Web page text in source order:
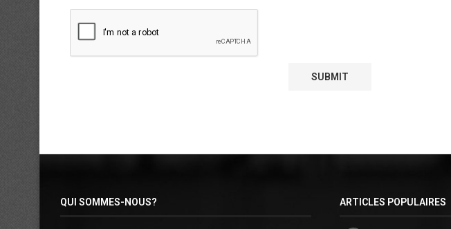
QUI SOMMES-NOUS? ARTICLES POPULAIRES